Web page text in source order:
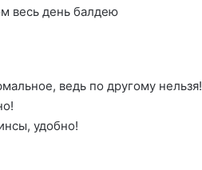
весь день балдею
ведь по другому нельзя!
удобно!